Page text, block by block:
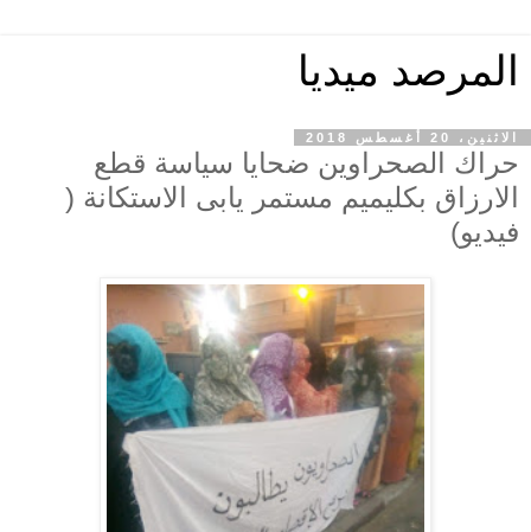
المرصد ميديا
الاثنين، 20 أغسطس 2018
حراك الصحراوين ضحايا سياسة قطع
الارزاق بكليميم مستمر يابى الاستكانة (
فيديو)